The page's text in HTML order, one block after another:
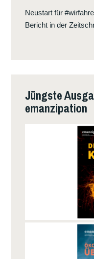
Neustart für
Bericht in der
Jüngste
emanzipation